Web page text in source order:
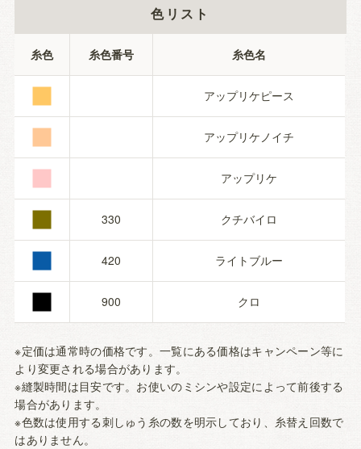
色リスト
糸色 糸色番号 糸色名
■ アップリケピース
■ アップリケノイチ
■ アップリケ
■ 330 クチバイロ
■ 420 ライトブルー
■ 900 クロ
※定価は通常時の価格です。一覧にある価格はキャンペーン等に
より変更される場合があります。
※縫製時間は目安です。お使いのミシンや設定によって前後する
場合があります。
※色数は使用する刺しゅう糸の数を明示しており、糸替え回数で
はありません。